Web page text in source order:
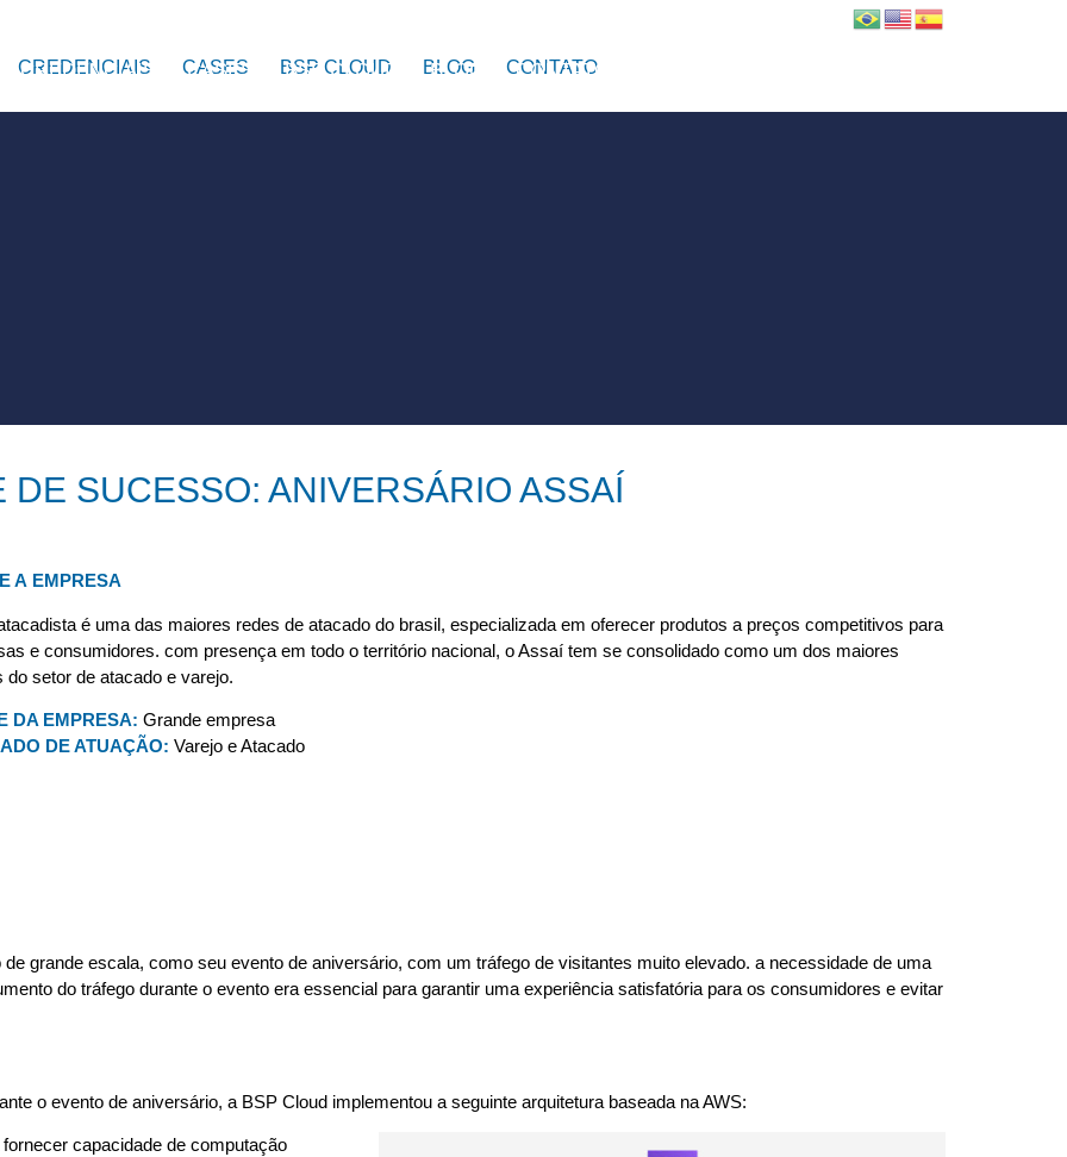
CREDENCIAIS CASES BSP CLOUD BLOG CONTATO
CREDENCIAIS CASES BSP CLOUD BLOG CONTATO
DE SUCESSO: ANIVERSÁRIO ASSAÍ
A EMPRESA
é uma das maiores redes de atacado do brasil, especializada em oferecer produtos a preços competitivos para
e consumidores. com presença em todo o território nacional, o Assaí tem se consolidado como um dos maiores
do setor de atacado e varejo.
DA EMPRESA: Grande empresa
DE ATUAÇÃO: Varejo e Atacado
grande escala, como seu evento de aniversário, com um tráfego de visitantes muito elevado. a necessidade de uma
do tráfego durante o evento era essencial para garantir uma experiência satisfatória para os consumidores e evitar
o evento de aniversário, a BSP Cloud implementou a seguinte arquitetura baseada na AWS:
fornecer capacidade de computação